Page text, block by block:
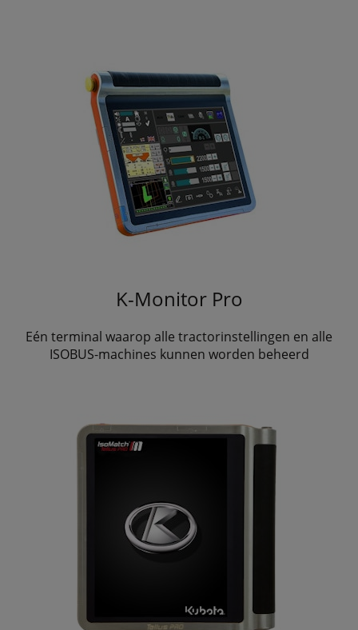
K-Monitor Pro
Eén terminal waarop alle tractorinstellingen en alle
ISOBUS-machines kunnen worden beheerd